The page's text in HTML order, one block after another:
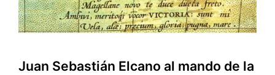
Juan Sebastián Elcano al mando de la